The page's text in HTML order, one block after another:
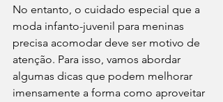
No entanto, o cuidado especial que a
moda infanto-juvenil para meninas
precisa acomodar deve ser motivo de
atenção. Para isso, vamos abordar
algumas dicas que podem melhorar
imensamente a forma como aproveitar